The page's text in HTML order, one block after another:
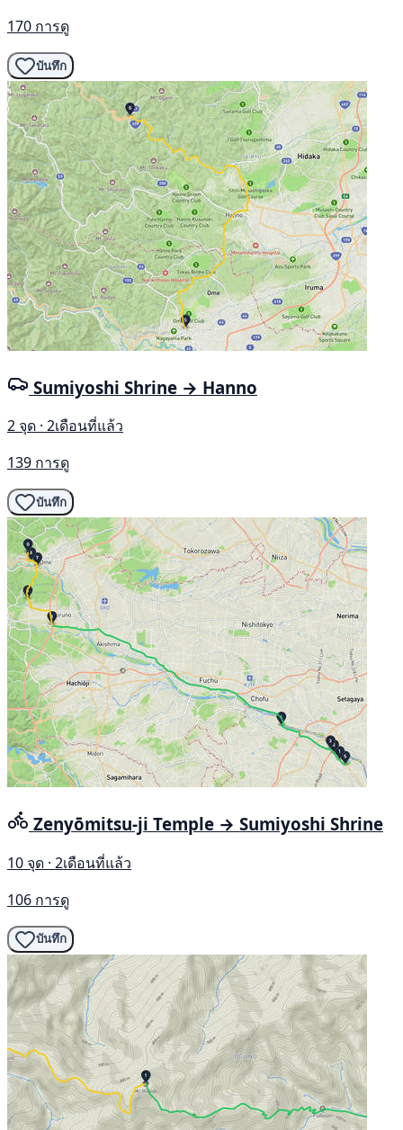
170 การดู
บันทึก
Sumiyoshi Shrine → Hanno
2 จุด · 2เดือนที่แล้ว
139 การดู
บันทึก
Zenyōmitsu-ji Temple → Sumiyoshi Shrine
10 จุด · 2เดือนที่แล้ว
106 การดู
บันทึก